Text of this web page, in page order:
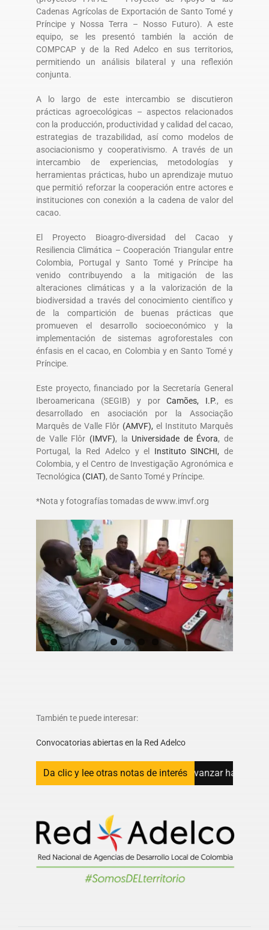
Cadenas Agrícolas de Exportación de Santo Tomé y
Príncipe y Nossa Terra – Nosso Futuro). A este
equipo, se les presentó también la acción de
COMPCAP y de la Red Adelco en sus territorios,
permitiendo un análisis bilateral y una reflexión
conjunta.
A lo largo de este intercambio se discutieron
prácticas agroecológicas – aspectos relacionados
con la producción, productividad y calidad del cacao,
estrategias de trazabilidad, así como modelos de
asociacionismo y cooperativismo. A través de un
intercambio de experiencias, metodologías y
herramientas prácticas, hubo un aprendizaje mutuo
que permitió reforzar la cooperación entre actores e
instituciones con conexión a la cadena de valor del
cacao.
El Proyecto Bioagro-diversidad del Cacao y
Resiliencia Climática – Cooperación Triangular entre
Colombia, Portugal y Santo Tomé y Príncipe ha
venido contribuyendo a la mitigación de las
alteraciones climáticas y a la valorización de la
biodiversidad a través del conocimiento científico y
de la compartición de buenas prácticas que
promueven el desarrollo socioeconómico y la
implementación de sistemas agroforestales con
énfasis en el cacao, en Colombia y en Santo Tomé y
Príncipe.
Este proyecto, financiado por la Secretaría General
Iberoamericana (SEGIB) y porCamões, I.P., es
desarrollado en asociación por la Associação
Marquês de Valle Flôr (AMVF), el Instituto Marquês
de Valle Flôr (IMVF), la Universidade de Évora, de
Portugal, la Red Adelco y el Instituto SINCHI, de
Colombia, y el Centro de Investigação Agronómica e
Tecnológica (CIAT), de Santo Tomé y Príncipe.
*Nota y fotografías tomadas de www.imvf.org
También te puede interesar:
Convocatorias abiertas en la Red Adelco
Da clic y lee otras notas de interés
fortalecen sus capacidades para avanzar hacia la